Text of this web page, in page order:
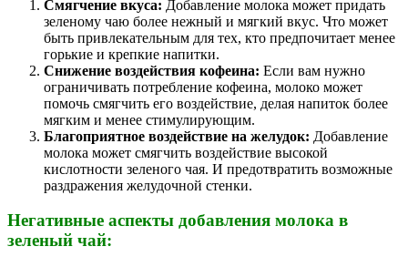
Смягчение вкуса: Добавление молока может придать
зеленому чаю более нежный и мягкий вкус. Что может
быть привлекательным для тех, кто предпочитает менее
горькие и крепкие напитки.
Снижение воздействия кофеина: Если вам нужно
ограничивать потребление кофеина, молоко может
помочь смягчить его воздействие, делая напиток более
мягким и менее стимулирующим.
Благоприятное воздействие на желудок: Добавление
молока может смягчить воздействие высокой
кислотности зеленого чая. И предотвратить возможные
раздражения желудочной стенки.
Негативные аспекты добавления молока в
зеленый чай: